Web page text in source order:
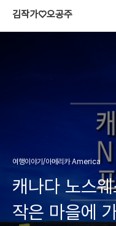
김작가♡오공주
여행이야기/아메리카 America
캐나다 노스
작은 마을에